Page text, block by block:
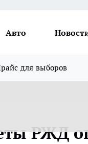
Авто
для выборов
РЖД